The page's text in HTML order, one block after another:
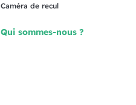
Caméra de recul
Qui sommes-nous ?